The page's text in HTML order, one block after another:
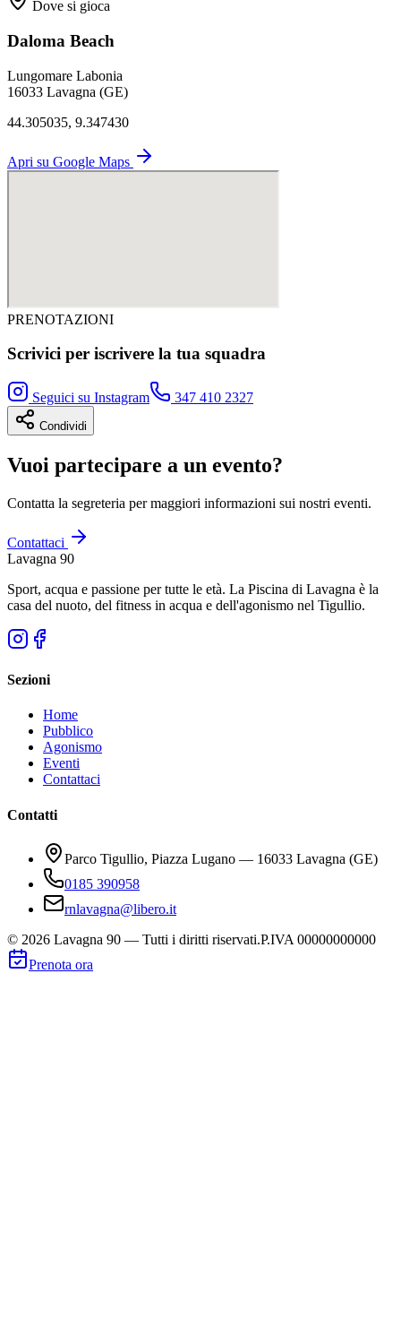
Dove si gioca
Daloma Beach
Lungomare Labonia
16033 Lavagna (GE)
44.305035, 9.347430
Apri su Google Maps
PRENOTAZIONI
Scrivici per iscrivere la tua squadra
Seguici su Instagram 347 410 2327
Condividi
Vuoi partecipare a un evento?
Contatta la segreteria per maggiori informazioni sui nostri eventi.
Contattaci
Lavagna 90
Sport, acqua e passione per tutte le età. La Piscina di Lavagna è la
casa del nuoto, del fitness in acqua e dell'agonismo nel Tigullio.
Sezioni
Home
Pubblico
Agonismo
Eventi
Contattaci
Contatti
Parco Tigullio, Piazza Lugano — 16033 Lavagna (GE)
0185 390958
rnlavagna@libero.it
© 2026 Lavagna 90 — Tutti i diritti riservati.P.IVA 00000000000
Prenota ora